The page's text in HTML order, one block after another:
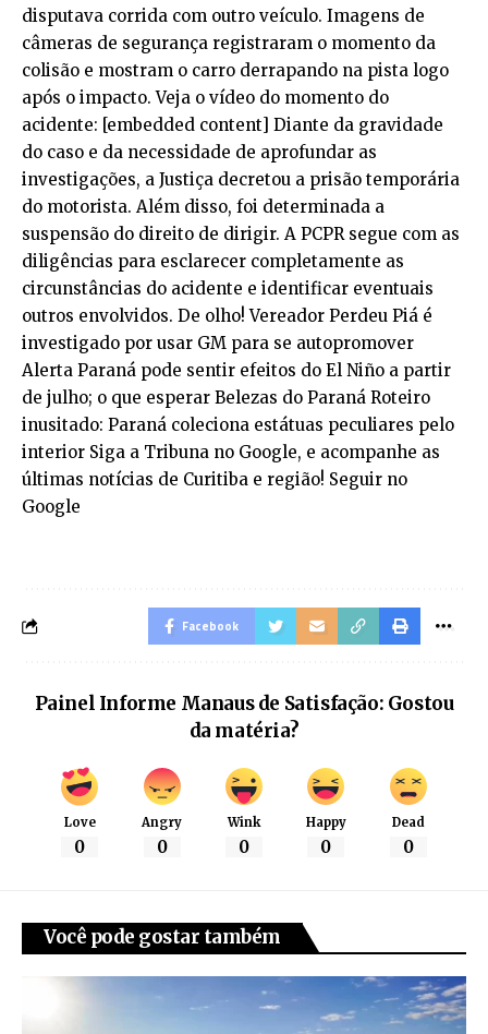
disputava corrida com outro veículo. Imagens de
câmeras de segurança registraram o momento da
colisão e mostram o carro derrapando na pista logo
após o impacto. Veja o vídeo do momento do
acidente: [embedded content] Diante da gravidade
do caso e da necessidade de aprofundar as
investigações, a Justiça decretou a prisão temporária
do motorista. Além disso, foi determinada a
suspensão do direito de dirigir. A PCPR segue com as
diligências para esclarecer completamente as
circunstâncias do acidente e identificar eventuais
outros envolvidos. De olho! Vereador Perdeu Piá é
investigado por usar GM para se autopromover
Alerta Paraná pode sentir efeitos do El Niño a partir
de julho; o que esperar Belezas do Paraná Roteiro
inusitado: Paraná coleciona estátuas peculiares pelo
interior Siga a Tribuna no Google, e acompanhe as
últimas notícias de Curitiba e região! Seguir no
Google
Facebook
Painel Informe Manaus de Satisfação: Gostou
da matéria?
Love
0
Angry
0
Wink
0
Happy
0
Dead
0
Você pode gostar também